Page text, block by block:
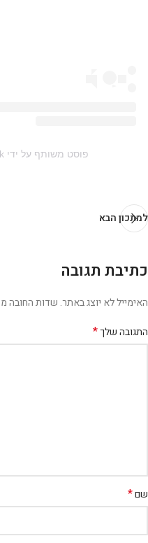
פוסט משותף על ידי ‏‎Elita Ofek‎‏ (@‏‎elitaofek11‎‏)
למתכון הבא
כתיבת תגובה
האימייל לא יוצג באתר. שדות החובה
התגובה שלך*
שם*